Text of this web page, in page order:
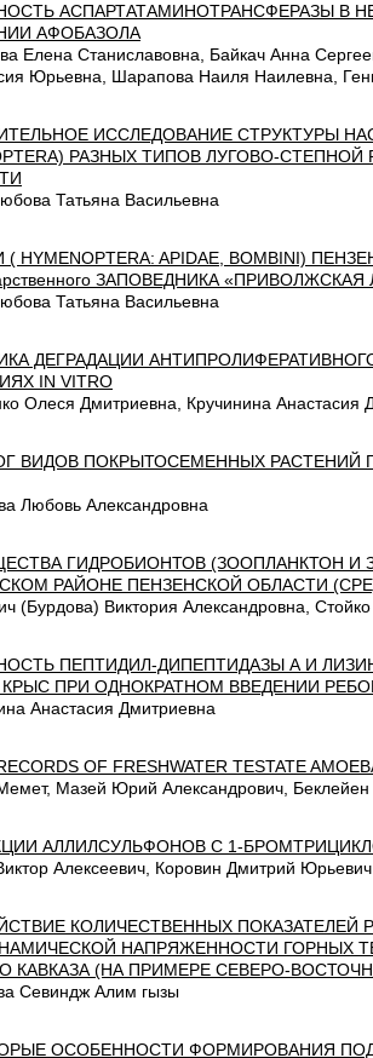
АСПАРТАТАМИНОТРАНСФЕРАЗЫ В
АФОБАЗОЛА
Елена Станиславовна, Байкач Анна
Юрьевна, Шарапова Наиля Наилевна,
ИССЛЕДОВАНИЕ СТРУКТУРЫ
РАЗНЫХ ТИПОВ ЛУГОВО-
Татьяна Васильевна
HYMENOPTERA: APIDAE, BOMBINI)
ЗАПОВЕДНИКА
Татьяна Васильевна
ДЕГРАДАЦИИ
IN VIТRО
Олеся Дмитриевна, Кручинина Анастасия
ВИДОВ ПОКРЫТОСЕМЕННЫХ РАСТЕНИЙ
Любовь Александровна
ГИДРОБИОНТОВ (ЗООПЛАНКТОН И
РАЙОНЕ ПЕНЗЕНСКОЙ ОБЛАСТИ
(Бурдова) Виктория Александровна,
ПЕПТИДИЛ-ДИПЕПТИДАЗЫ А И
КРЫС ПРИ ОДНОКРАТНОМ ВВЕДЕНИИ
Анастасия Дмитриевна
OF FRESHWATER TESTATE
Мазей Юрий Александрович, Беклейен
АЛЛИЛСУЛЬФОНОВ С 1-
Алексеевич, Коровин Дмитрий Юрьевич
КОЛИЧЕСТВЕННЫХ ПОКАЗАТЕЛЕЙ
НАПРЯЖЕННОСТИ ГОРНЫХ
КАВКАЗА (НА ПРИМЕРЕ СЕВЕРО-
Севиндж Алим гызы
ОСОБЕННОСТИ ФОРМИРОВАНИЯ